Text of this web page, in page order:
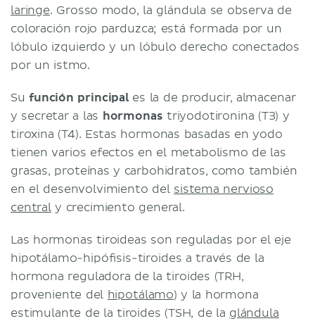
laringe. Grosso modo, la glándula se observa de
coloración rojo parduzca; está formada por un
lóbulo izquierdo y un lóbulo derecho conectados
por un istmo.
Sufunción principales la de producir, almacenar
y secretar a las hormonas triyodotironina (T3) y
tiroxina (T4). Estas hormonas basadas en yodo
tienen varios efectos en el metabolismo de las
grasas, proteínas y carbohidratos, como también
en el desenvolvimiento del sistema nervioso
centraly crecimiento general.
Las hormonas tiroideas son reguladas por el eje
hipotálamo-hipófisis-tiroides a través de la
hormona reguladora de la tiroides (TRH,
proveniente del hipotálamo) y la hormona
estimulante de la tiroides (TSH, de la glándula